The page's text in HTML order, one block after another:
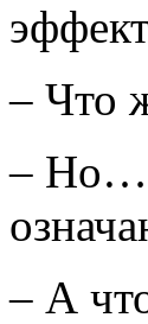
– Что
– Но…
– А